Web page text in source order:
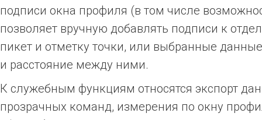
подписи окна профиля (в том числе
позволяет вручную добавлять подписи к
пикет и отметку точки, или выбранные
и расстояние между ними.
К служебным функциям относятся экспорт
прозрачных команд, измерения по окну